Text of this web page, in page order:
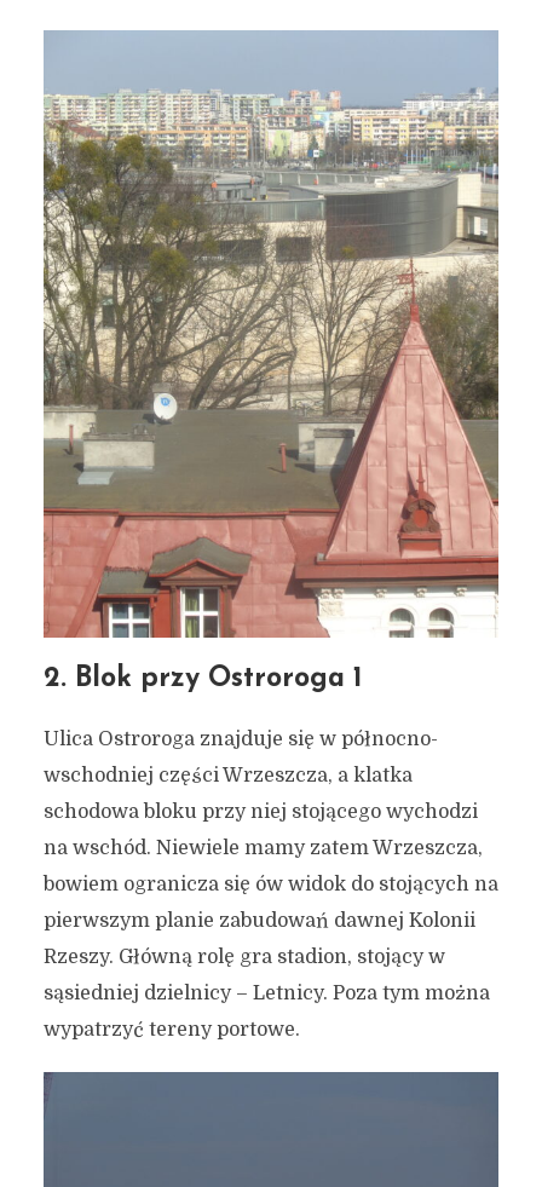
2. Blok przy Ostroroga 1
Ulica Ostroroga znajduje się w północno-
wschodniej części Wrzeszcza, a klatka
schodowa bloku przy niej stojącego wychodzi
na wschód. Niewiele mamy zatem Wrzeszcza,
bowiem ogranicza się ów widok do stojących na
pierwszym planie zabudowań dawnej Kolonii
Rzeszy. Główną rolę gra stadion, stojący w
sąsiedniej dzielnicy – Letnicy. Poza tym można
wypatrzyć tereny portowe.